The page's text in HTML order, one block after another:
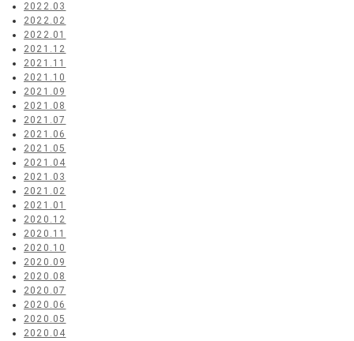
2022.03
2022.02
2022.01
2021.12
2021.11
2021.10
2021.09
2021.08
2021.07
2021.06
2021.05
2021.04
2021.03
2021.02
2021.01
2020.12
2020.11
2020.10
2020.09
2020.08
2020.07
2020.06
2020.05
2020.04